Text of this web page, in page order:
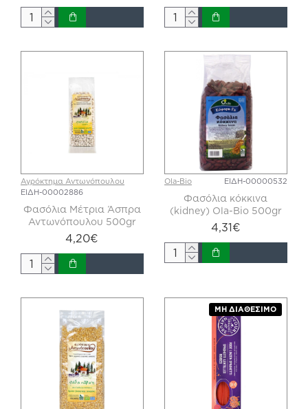
Αγρόκτημα Αντωνόπουλου
ΕΙΔΗ-00002886
Φασόλια Μέτρια Άσπρα
Αντωνόπουλου 500gr
4,20€
Ola-Bio ΕΙΔΗ-00000532
Φασόλια κόκκινα
(kidney) Ola-Bio 500gr
4,31€
ΜΗ ΔΙΑΘΈΣΙΜΟ